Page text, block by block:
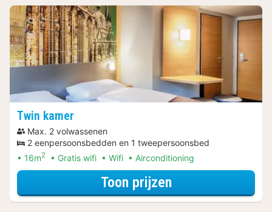
Twin kamer
Max. 2 volwassenen
2 eenpersoonsbedden en 1 tweepersoonsbed
16m2 Gratis wifi Wifi Airconditioning
Toon prijzenvoor Ontdek de